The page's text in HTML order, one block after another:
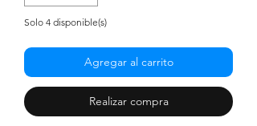
Solo 4 disponible(s)
Agregar al carrito
Realizar compra